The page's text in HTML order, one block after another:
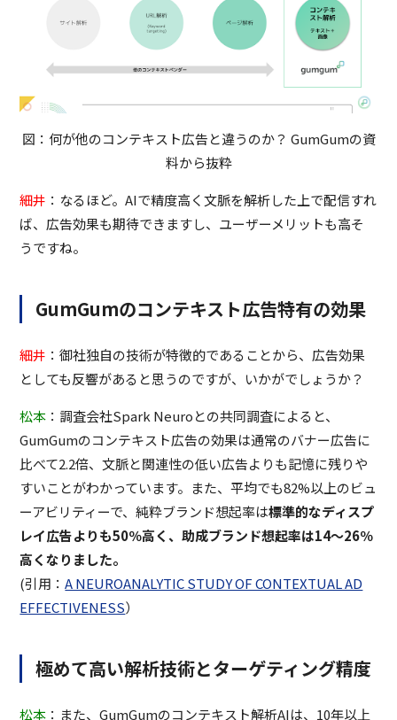
図：何が他のコンテキスト広告と違うのか？ GumGumの資
料から抜粋
細井 ：なるほど。AIで精度高く文脈を解析した上で配信すれ
ば、広告効果も期待できますし、ユーザーメリットも高そ
うですね。
GumGumのコンテキスト広告特有の効果
細井 ：御社独自の技術が特徴的であることから、広告効果
としても反響があると思うのですが、いかがでしょうか？
松本 ：調査会社Spark Neuroとの共同調査によると、
GumGumのコンテキスト広告の効果は通常のバナー広告に
比べて2.2倍、文脈と関連性の低い広告よりも記憶に残りや
すいことがわかっています。また、平均でも82%以上のビュ
ーアビリティーで、純粋ブランド想起率は標準的なディスプ
レイ広告よりも50％高く、助成ブランド想起率は14〜26％
高くなりました。
(引用：A NEUROANALYTIC STUDY OF CONTEXTUAL AD
EFFECTIVENESS）
極めて高い解析技術とターゲティング精度
松本 ：また、GumGumのコンテキスト解析AIは、10年以上